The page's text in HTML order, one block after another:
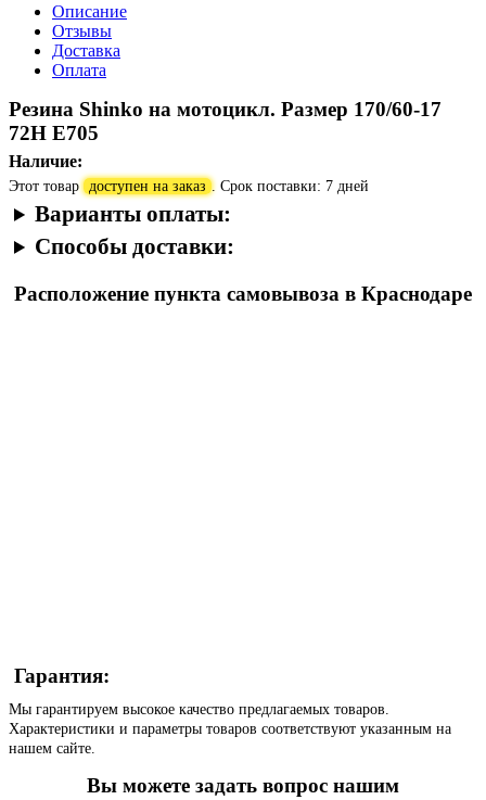
Описание
Отзывы
Доставка
Оплата
Резина Shinko на мотоцикл. Размер 170/60-17
72H E705
Наличие:
Этот товар доступен на заказ . Срок поставки: 7 дней
Варианты оплаты:
Способы доставки:
Расположение пункта самовывоза в Краснодаре
Гарантия:
Мы гарантируем высокое качество предлагаемых товаров.
Характеристики и параметры товаров соответствуют указанным на
нашем сайте.
Вы можете задать вопрос нашим